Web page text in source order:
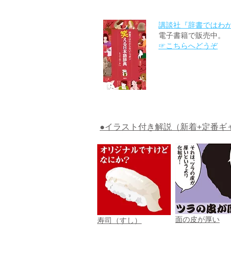
講談社『辞書ではわ
電子書籍で販売中。
☞こちらへどうぞ
●イラスト付き解説（新着+定番ギ
寿司（すし） 面の皮が厚い